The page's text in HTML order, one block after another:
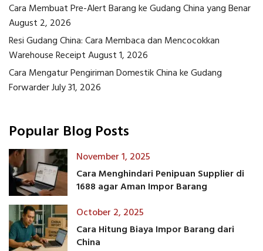
Cara Membuat Pre-Alert Barang ke Gudang China yang Benar
August 2, 2026
Resi Gudang China: Cara Membaca dan Mencocokkan
Warehouse ReceiptAugust 1, 2026
Cara Mengatur Pengiriman Domestik China ke Gudang
ForwarderJuly 31, 2026
Popular Blog Posts
November 1, 2025
Cara Menghindari Penipuan Supplier di
1688 agar Aman Impor Barang
October 2, 2025
Cara Hitung Biaya Impor Barang dari
China